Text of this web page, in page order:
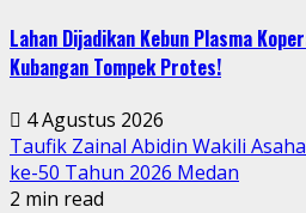
Lahan Dijadikan Kebun Plasma
Kubangan Tompek Protes!
4 Agustus 2026
Taufik Zainal Abidin Wakili
ke-50 Tahun 2026 Medan
2 min read